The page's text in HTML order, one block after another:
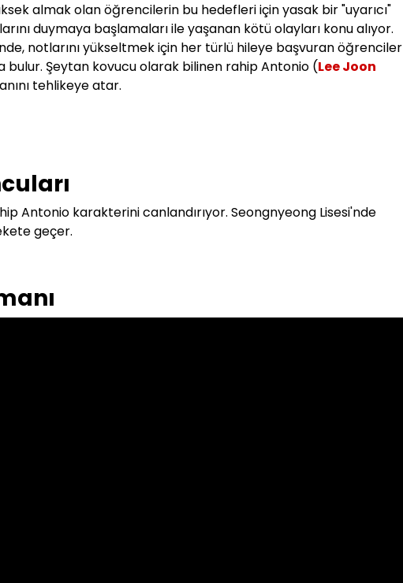
almak olan öğrencilerin bu hedefleri için yasak bir "uyarıcı"
duymaya başlamaları ile yaşanan kötü olayları konu alıyor.
notlarını yükseltmek için her türlü hileye başvuran öğrenciler
bulur. Şeytan kovucu olarak bilinen rahip Antonio (Lee Joon
tehlikeye atar.
Antonio karakterini canlandırıyor. Seongnyeong Lisesi'nde
geçer.